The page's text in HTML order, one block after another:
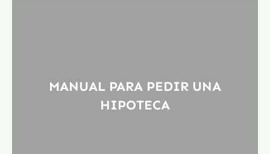
MANUAL PARA PEDIR UNA
HIPOTECA